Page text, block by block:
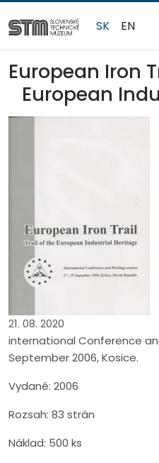
SK EN
European Iron
European
21. 08. 2020
international Conference
September 2006, Kosice.
Vydané: 2006
Rozsah: 83 strán
Náklad: 500 ks